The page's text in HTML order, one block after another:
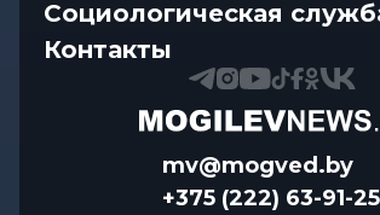
Социологическая
Контакты
mv@mogved.by
+375 (222) 63-91-25